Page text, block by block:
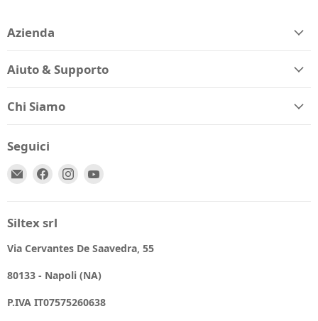
Azienda
Aiuto & Supporto
Chi Siamo
Seguici
Email
Trovaci Trovaci
Siltex srl
Via Cervantes De Saavedra, 55
80133 - Napoli (NA)
P.IVA IT07575260638